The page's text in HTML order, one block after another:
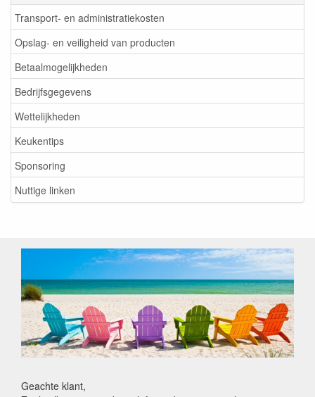
Transport- en administratiekosten
Opslag- en veiligheid van producten
Betaalmogelijkheden
Bedrijfsgegevens
Wettelijkheden
Keukentips
Sponsoring
Nuttige linken
Geachte klant,